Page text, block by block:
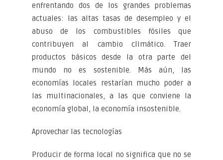
enfrentando dos de los grandes problemas
actuales: las altas tasas de desempleo y el
abuso de los combustibles fósiles que
contribuyen al cambio climático. Traer
productos básicos desde la otra parte del
mundo no es sostenible. Más aún, las
economías locales restarían mucho poder a
las multinacionales, a las que conviene la
economía global, la economía insostenible.
Aprovechar las tecnologías
Producir de forma local no significa que no se